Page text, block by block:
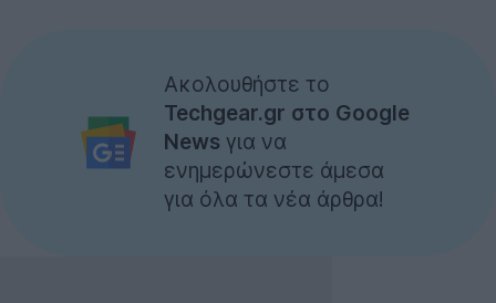
Ακολουθήστε το
Techgear.gr στο Google
News για να
ενημερώνεστε άμεσα
για όλα τα νέα άρθρα!